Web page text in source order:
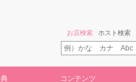
お店検索 ホスト検索
コンテンツ